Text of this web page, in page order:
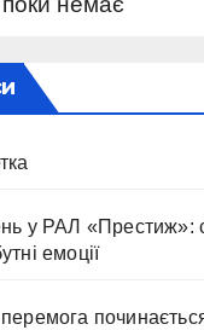
у РАЛ «Престиж»:
емоції